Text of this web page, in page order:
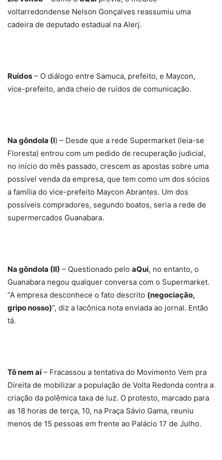
voltarredondense Nelson Gonçalves reassumiu uma
cadeira de deputado estadual na Alerj.
Ruídos – O diálogo entre Samuca, prefeito, e Maycon,
vice-prefeito, anda cheio de ruídos de comunicação.
Na gôndola (I) – Desde que a rede Supermarket (leia-se
Floresta) entrou com um pedido de recuperação judicial,
no início do mês passado, crescem as apostas sobre uma
possível venda da empresa, que tem como um dos sócios
a família do vice-prefeito Maycon Abrantes. Um dos
possíveis compradores, segundo boatos, seria a rede de
supermercados Guanabara.
Na gôndola (II) – Questionado pelo aQui, no entanto, o
Guanabara negou qualquer conversa com o Supermarket.
“A empresa desconhece o fato descrito (negociação,
gripo nosso)”, diz a lacônica nota enviada ao jornal. Então
tá.
Tô nem aí– Fracassou a tentativa do Movimento Vem pra
Direita de mobilizar a população de Volta Redonda contra a
criação da polêmica taxa de luz. O protesto, marcado para
as 18 horas de terça, 10, na Praça Sávio Gama, reuniu
menos de 15 pessoas em frente ao Palácio 17 de Julho.